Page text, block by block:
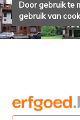
Door gebruik te
gebruik van